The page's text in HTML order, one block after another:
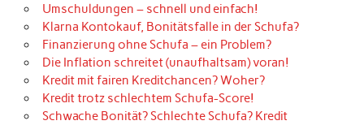
Umschuldungen – schnell und einfach!
Klarna Kontokauf, Bonitätsfalle in der Schufa?
Finanzierung ohne Schufa – ein Problem?
Die Inflation schreitet (unaufhaltsam) voran!
Kredit mit fairen Kreditchancen? Woher?
Kredit trotz schlechtem Schufa-Score!
Schwache Bonität? Schlechte Schufa? Kredit